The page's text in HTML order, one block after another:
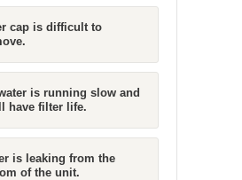
cap is difficult to
is running slow and
have filter life.
is leaking from the
of the unit.